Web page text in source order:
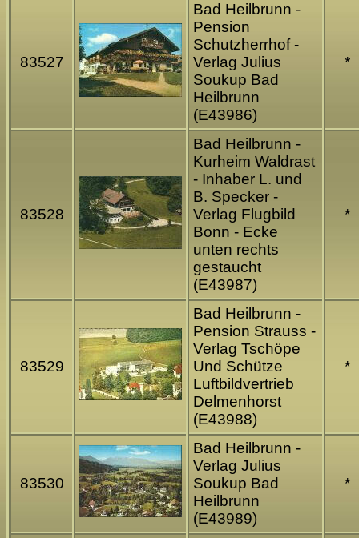
83527
Bad Heilbrunn -
Pension
Schutzherrhof -
Verlag Julius
Soukup Bad
Heilbrunn
(E43986)
*
83528
Bad Heilbrunn -
Kurheim Waldrast
- Inhaber L. und
B. Specker -
Verlag Flugbild
Bonn - Ecke
unten rechts
gestaucht
(E43987)
*
83529
Bad Heilbrunn -
Pension Strauss -
Verlag Tschöpe
Und Schütze
Luftbildvertrieb
Delmenhorst
(E43988)
*
83530
Bad Heilbrunn -
Verlag Julius
Soukup Bad
Heilbrunn
(E43989)
*